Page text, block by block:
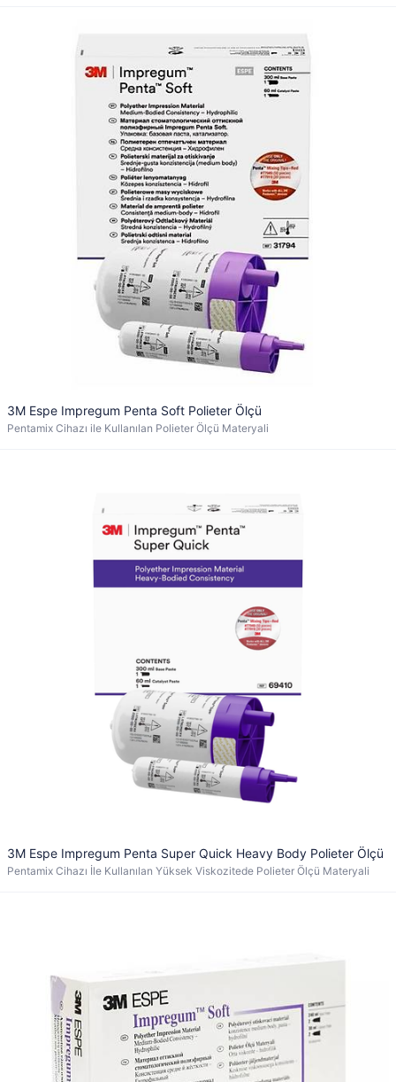
3M Espe Impregum Penta Soft Polieter Ölçü
Pentamix Cihazı ile Kullanılan Polieter Ölçü Materyali
3M Espe Impregum Penta Super Quick Heavy Body Polieter Ölçü
Pentamix Cihazı İle Kullanılan Yüksek Viskozitede Polieter Ölçü Materyali